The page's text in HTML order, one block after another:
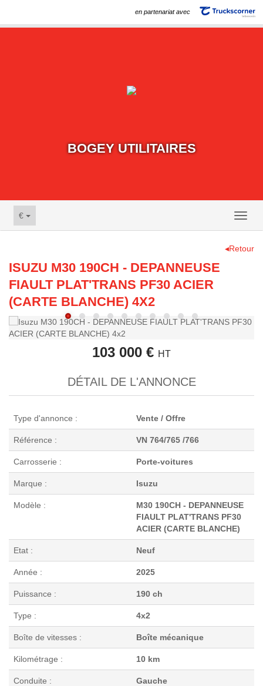
en partenariat avec
BOGEY UTILITAIRES
€
◂Retour
ISUZU M30 190CH - DEPANNEUSE
FIAULT PLAT'TRANS PF30 ACIER
(CARTE BLANCHE) 4X2
103 000 € HT
DÉTAIL DE L'ANNONCE
Type d'annonce : Vente / Offre
Référence : VN 764/765 /766
Carrosserie : Porte-voitures
Marque : Isuzu
Modèle :
M30 190CH - DEPANNEUSE
FIAULT PLAT'TRANS PF30
ACIER (CARTE BLANCHE)
Etat : Neuf
Année : 2025
Puissance : 190 ch
Type : 4x2
Boîte de vitesses : Boîte mécanique
Kilométrage : 10 km
Conduite : Gauche